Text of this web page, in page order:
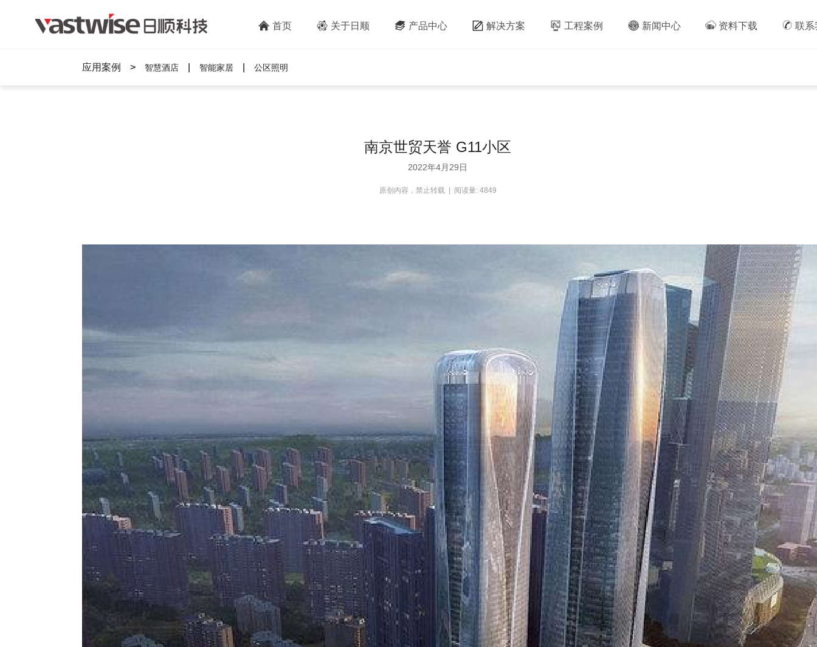
首页 关于日顺 产品中心 解决方案 工程案例 新闻中心 资料下载 联系
应用案例 > 智慧酒店 智能家居 公区照明
南京世贸天誉 G11小区
2022年4月29日
原创内容，禁止转载 | 阅读量: 4849